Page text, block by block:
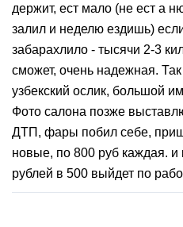
держит, ест мало (не ест а
залил и неделю ездишь)
забарахлило - тысячи 2-3
сможет, очень надежная.
узбекский ослик, большой
Фото салона позже
ДТП, фары побил себе,
новые, по 800 руб каждая. и
рублей в 500 выйдет по